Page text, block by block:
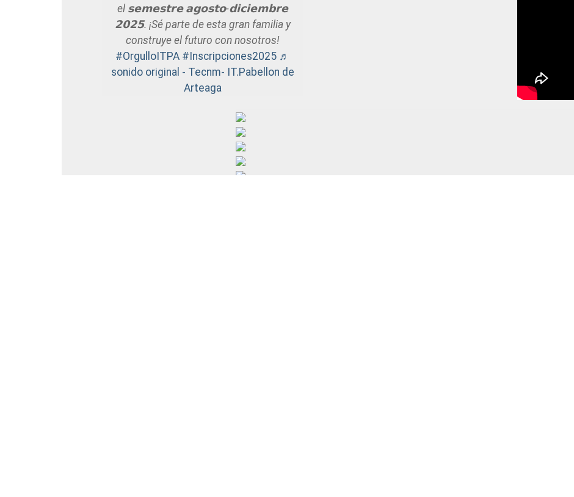
el 𝘀𝗲𝗺𝗲𝘀𝘁𝗿𝗲 𝗮𝗴𝗼𝘀𝘁𝗼-𝗱𝗶𝗰𝗶𝗲𝗺𝗯𝗿𝗲
𝟮𝟬𝟮𝟱. ¡Sé parte de esta gran familia y
construye el futuro con nosotros!
#OrgulloITPA #Inscripciones2025 ♬
sonido original - Tecnm- IT.Pabellon de
Arteaga